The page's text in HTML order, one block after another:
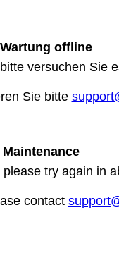
offline
versuchen Sie
Sie bitte
try again in
contact